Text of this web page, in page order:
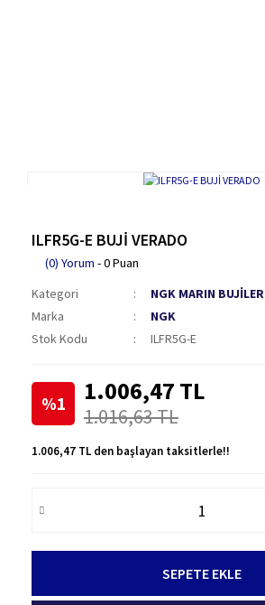
ILFR5G-E BUJİ VERADO
(0) Yorum - 0 Puan
Kategori
NGK MARIN BUJİLER
Marka
NGK
Stok Kodu
ILFR5G-E
%1 1.006,47 TL
1.016,63 TL
1.006,47 TL den başlayan taksitlerle!!
SEPETE EKLE